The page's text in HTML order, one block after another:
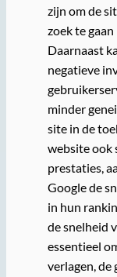
zijn om de
zoek te
Daarnaast
negatieve
minder
site in de
website ook
prestaties,
Google de
in hun
de snelheid
essentieel
verlagen,